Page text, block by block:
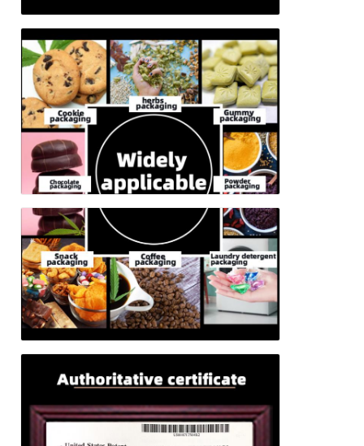
Tinggalkan pesan
Kami akan segera menghubungi
Anda kembali!